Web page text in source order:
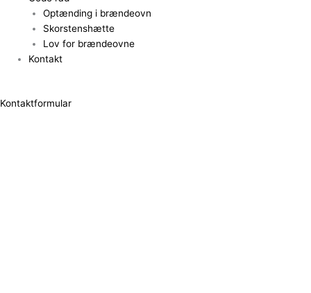
Optænding i brændeovn
Skorstenshætte
Lov for brændeovne
Kontakt
Kontaktformular